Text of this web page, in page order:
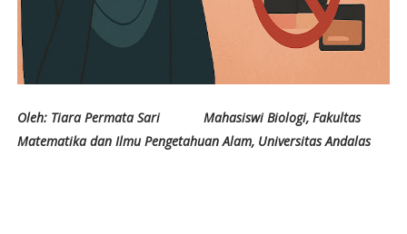
Oleh: Tiara Permata Sari Mahasiswi Biologi, Fakultas
Matematika dan Ilmu Pengetahuan Alam, Universitas Andalas